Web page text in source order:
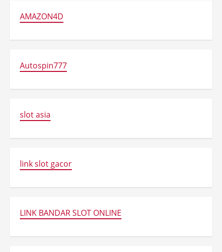
AMAZON4D
Autospin777
slot asia
link slot gacor
LINK BANDAR SLOT ONLINE